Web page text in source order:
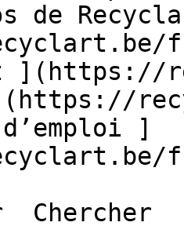
de
](https://
]